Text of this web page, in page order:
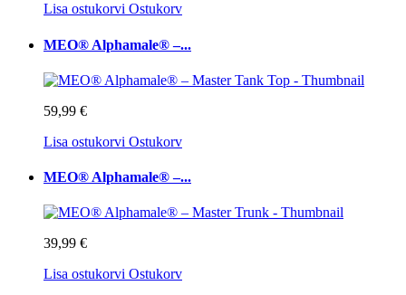
Lisa ostukorvi Ostukorv
MEO® Alphamale® –...
59,99 €
Lisa ostukorvi Ostukorv
MEO® Alphamale® –...
39,99 €
Lisa ostukorvi Ostukorv